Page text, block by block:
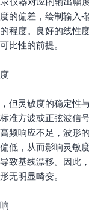
的偏差，绘制输入-
程度。良好的线性
比性的前提。
但灵敏度的稳定性
准方波或正弦波信
频响应不足，波形
低，从而影响灵敏
致基线漂移。因此
无明显畸变。